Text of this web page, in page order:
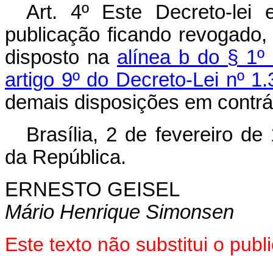
Art. 4º Este Decreto-lei
publicação ficando
disposto na alínea b do § 1º
artigo 9º do Decreto-Lei nº
demais disposições em
Brasília, 2 de fevereiro de
da República.
ERNESTO GEISEL
Mário Henrique Simonsen
Este texto não substitui o